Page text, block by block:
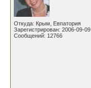
Откуда: Крым, Евпатория
Зарегистрирован: 2006-09-09
Сообщений: 12766